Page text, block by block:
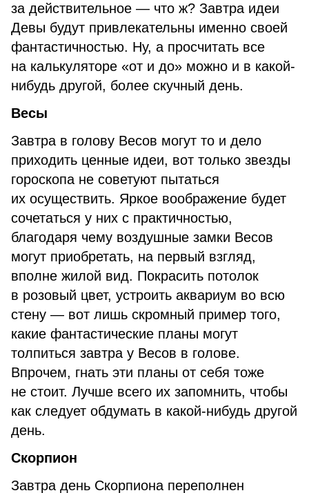
за действительное — что ж? Завтра идеи
Девы будут привлекательны именно своей
фантастичностью. Ну, а просчитать все
на калькуляторе «от и до» можно и в какой-
нибудь другой, более скучный день.
Весы
Завтра в голову Весов могут то и дело
приходить ценные идеи, вот только звезды
гороскопа не советуют пытаться
их осуществить. Яркое воображение будет
сочетаться у них с практичностью,
благодаря чему воздушные замки Весов
могут приобретать, на первый взгляд,
вполне жилой вид. Покрасить потолок
в розовый цвет, устроить аквариум во всю
стену — вот лишь скромный пример того,
какие фантастические планы могут
толпиться завтра у Весов в голове.
Впрочем, гнать эти планы от себя тоже
не стоит. Лучше всего их запомнить, чтобы
как следует обдумать в какой-нибудь другой
день.
Скорпион
Завтра день Скорпиона переполнен